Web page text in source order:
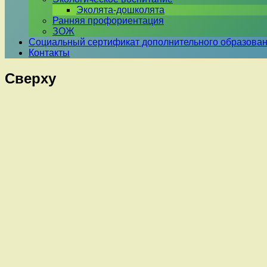
Эколята-дошколята
Ранняя профориентация
ЗОЖ
Социальный сертификат дополнительного
Контакты
Сверху